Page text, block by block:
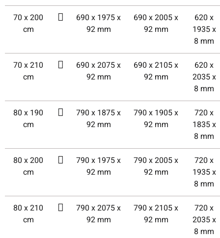
70 x 200
cm
690 x 1975 x
92 mm
690 x 2005 x
92 mm
620 x
1935 x
8 mm
70 x 210
cm
690 x 2075 x
92 mm
690 x 2105 x
92 mm
620 x
2035 x
8 mm
80 x 190
cm
790 x 1875 x
92 mm
790 x 1905 x
92 mm
720 x
1835 x
8 mm
80 x 200
cm
790 x 1975 x
92 mm
790 x 2005 x
92 mm
720 x
1935 x
8 mm
80 x 210
cm
790 x 2075 x
92 mm
790 x 2105 x
92 mm
720 x
2035 x
8 mm